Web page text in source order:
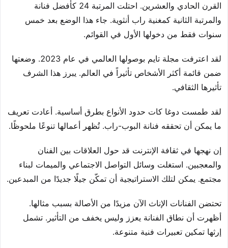
القرن الحادي والعشرين. احتلت المرتبة 24 كأفضل فنانة
والمرتبة الثانية كمغنية راب أنثوية. جاء هذا الوضع بعد خمس
سنوات فقط من دخولها الأول في القوائم.
لقد اعترفت مجلة تايم بوصولها العالمي في عام 2023. وضعتها
ضمن قائمة أكثر الأشخاص تأثيراً في العالم. يبرز هذا الشرف
تأثيرها الثقافي.
لقد طمست دوغا كات حدود الأنواع بطرق أساسية. أعادت تعريف
ما يمكن أن تحققه فنانة البوب-راب. تُظهر أعمالها تنوعًا ملحوظًا.
إن نهجها في ثقافة الإنترنت قد حول العلاقات بين الفنان
والمعجبين. استغلت وسائل التواصل الاجتماعي والميمات لبناء
مجتمع. يمكن لتلك الاستراتيجية أن تمكّن جيلًا جديدًا من المبدعين.
تحتضن الفنانات الإناث الآن مزيدًا من الأصالة بسبب مثالها.
أظهرت أن نطاق الفنانة يعزز وليس يخفف من التأثير. تشمل
إرثها تمكين تعبيرات فنية متنوعة.